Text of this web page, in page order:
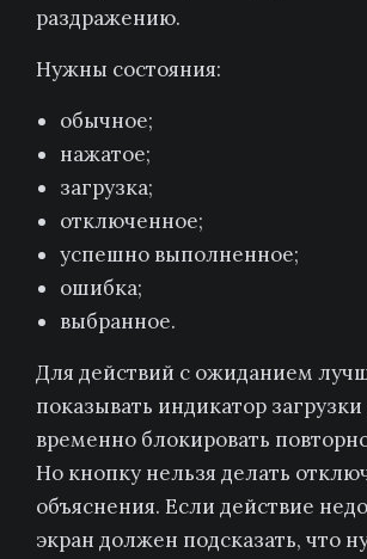
раздражению.
Нужны состояния:
обычное;
нажатое;
загрузка;
отключенное;
успешно выполненное;
ошибка;
выбранное.
Для действий с ожиданием
показывать индикатор
временно блокировать
Но кнопку нельзя делать
объяснения. Если действие
экран должен подсказать, что